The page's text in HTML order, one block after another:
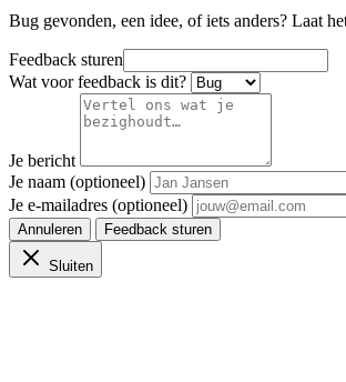
Bug gevonden, een idee, of iets anders? Laat
Feedback sturen
Wat voor feedback is dit?
Je bericht
Je naam (optioneel)
Je e-mailadres (optioneel)
Annuleren Feedback sturen
Sluiten